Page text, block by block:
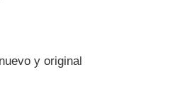
y original